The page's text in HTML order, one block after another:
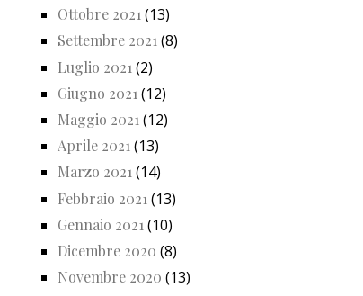
Ottobre 2021(13)
Settembre 2021(8)
Luglio 2021 (2)
Giugno 2021 (12)
Maggio 2021 (12)
Aprile 2021 (13)
Marzo 2021(14)
Febbraio 2021 (13)
Gennaio 2021 (10)
Dicembre 2020 (8)
Novembre 2020 (13)